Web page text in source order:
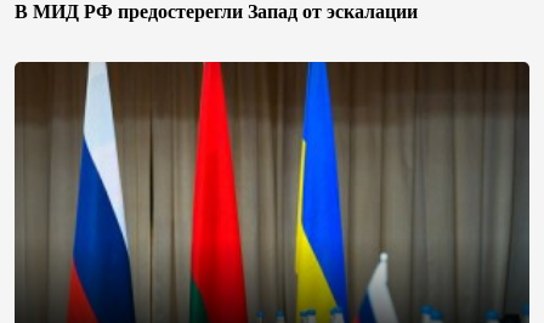
В МИД РФ предостерегли Запад от эскалации